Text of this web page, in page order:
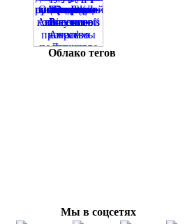
Облако тегов
Мы в соцсетях